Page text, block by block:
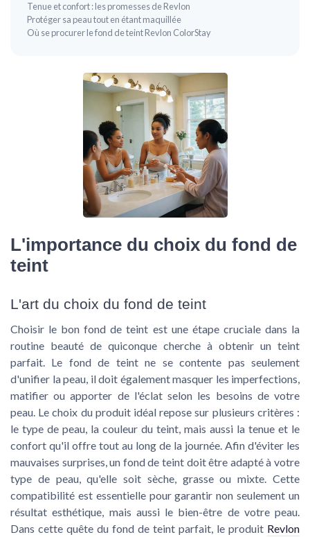
Tenue et confort : les promesses de Revlon
Protéger sa peau tout en étant maquillée
Où se procurer le fond de teint Revlon ColorStay
L'importance du choix du fond de
teint
L'art du choix du fond de teint
Choisir le bon fond de teint est une étape cruciale dans la
routine beauté de quiconque cherche à obtenir un teint
parfait. Le fond de teint ne se contente pas seulement
d'unifier la peau, il doit également masquer les imperfections,
matifier ou apporter de l'éclat selon les besoins de votre
peau. Le choix du produit idéal repose sur plusieurs critères :
le type de peau, la couleur du teint, mais aussi la tenue et le
confort qu'il offre tout au long de la journée. Afin d'éviter les
mauvaises surprises, un fond de teint doit être adapté à votre
type de peau, qu'elle soit sèche, grasse ou mixte. Cette
compatibilité est essentielle pour garantir non seulement un
résultat esthétique, mais aussi le bien-être de votre peau.
Dans cette quête du fond de teint parfait, le produit Revlon